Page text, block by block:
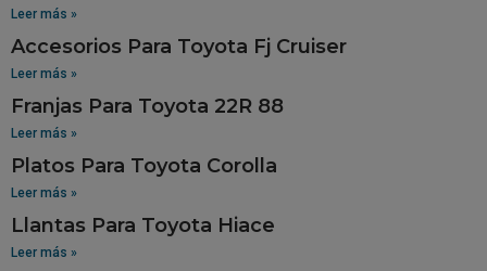
Leer más »
Accesorios Para Toyota Fj Cruiser
Leer más »
Franjas Para Toyota 22R 88
Leer más »
Platos Para Toyota Corolla
Leer más »
Llantas Para Toyota Hiace
Leer más »